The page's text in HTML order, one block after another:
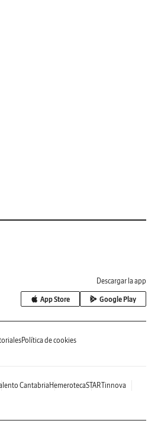
Descargar la app
App Store Google Play
Política de cookies
CantabriaHemerotecaSTARTinnova